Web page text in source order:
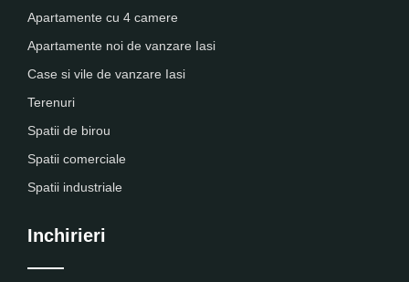
Apartamente cu 4 camere
Apartamente noi de vanzare Iasi
Case si vile de vanzare Iasi
Terenuri
Spatii de birou
Spatii comerciale
Spatii industriale
Inchirieri